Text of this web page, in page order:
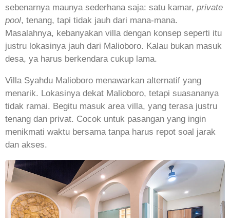
sebenarnya maunya sederhana saja: satu kamar, private
pool, tenang, tapi tidak jauh dari mana-mana.
Masalahnya, kebanyakan villa dengan konsep seperti itu
justru lokasinya jauh dari Malioboro. Kalau bukan masuk
desa, ya harus berkendara cukup lama.
Villa Syahdu Malioboro menawarkan alternatif yang
menarik. Lokasinya dekat Malioboro, tetapi suasananya
tidak ramai. Begitu masuk area villa, yang terasa justru
tenang dan privat. Cocok untuk pasangan yang ingin
menikmati waktu bersama tanpa harus repot soal jarak
dan akses.